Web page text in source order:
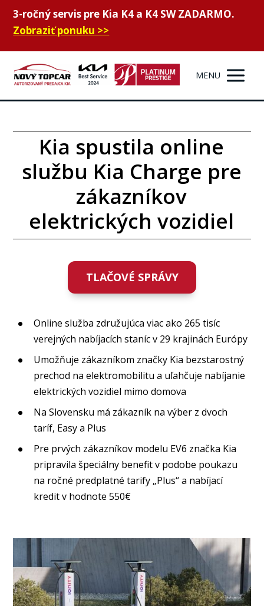
3-ročný servis pre Kia K4 a K4 SW ZADARMO.
Zobraziť ponuku >>
MENU
Kia spustila online
službu Kia Charge pre
zákazníkov
elektrických vozidiel
TLAČOVÉ SPRÁVY
Online služba združujúca viac ako 265 tisíc
verejných nabíjacích staníc v 29 krajinách Európy
Umožňuje zákazníkom značky Kia bezstarostný
prechod na elektromobilitu a uľahčuje nabíjanie
elektrických vozidiel mimo domova
Na Slovensku má zákazník na výber z dvoch
taríf, Easy a Plus
Pre prvých zákazníkov modelu EV6 značka Kia
pripravila špeciálny benefit v podobe poukazu
na ročné predplatné tarify „Plus“ a nabíjací
kredit v hodnote 550€